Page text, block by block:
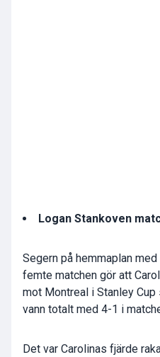
Logan Stankoven
Segern på hemmaplan
femte matchen gör att
mot Montreal i Stanley Cup
vann totalt med 4-1 i
Det var Carolinas fjärde